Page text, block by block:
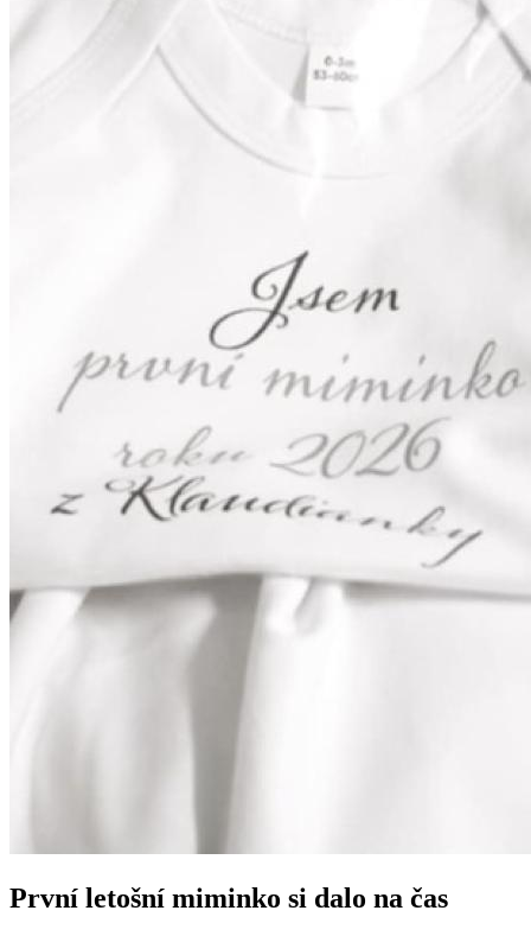
První letošní miminko si dalo na čas